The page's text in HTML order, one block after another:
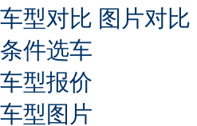
车型对比 图片对比
条件选车
车型报价
车型图片